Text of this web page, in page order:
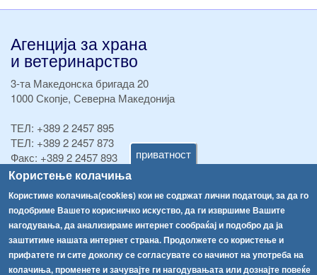
приватност
Користење колачиња
Користиме колачиња(cookies) кои не содржат лични податоци, за да го
подобриме Вашето корисничко искуство, да ги извршиме Вашите
нагодувања, да анализираме интернет сообраќај и подобро да ја
заштитиме нашата интернет страна. Продолжете со користење и
прифатете ги сите доколку се согласувате со начинот на употреба на
колачиња, променете и зачувајте ги нагодувањата или дознајте повеќе
Агенција за храна
и ветеринарство
3-та Македонска бригада 20
1000 Скопје, Северна Македонија
ТЕЛ: +389 2 2457 895
ТЕЛ: +389 2 2457 873
Факс: +389 2 2457 893
Факс:+389 2 2457 871
info@fva.gov.mk
[АХВ-претходна страна]
Соопштенија
Република Бугарија ги засили официјалните контроли при увоз на свежо овошје и зеленчук
Навигација
Архива